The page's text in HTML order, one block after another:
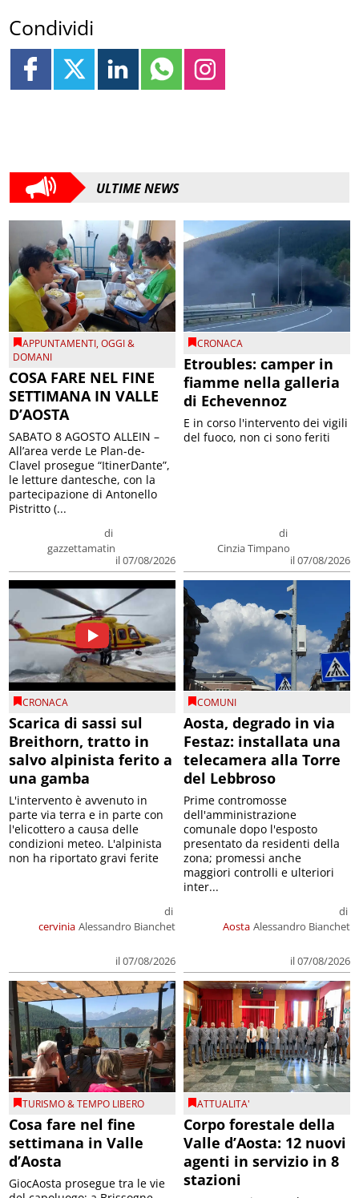
Condividi
ULTIME NEWS
APPUNTAMENTI,OGGI &
DOMANI
COSA FARE NEL FINE
SETTIMANA IN VALLE
D’AOSTA
di
gazzettamatin
il 07/08/2026
SABATO 8 AGOSTO ALLEIN –
All’area verde Le Plan-de-
Clavel prosegue “ItinerDante”,
le letture dantesche, con la
partecipazione di Antonello
Pistritto (...
CRONACA
Etroubles: camper in
fiamme nella galleria
di Echevennoz
di
Cinzia Timpano
il 07/08/2026
E in corso l'intervento dei vigili
del fuoco, non ci sono feriti
CRONACA
Scarica di sassi sul
Breithorn, tratto in
salvo alpinista ferito a
una gamba
cervinia
di
Alessandro Bianchet
il 07/08/2026
L'intervento è avvenuto in
parte via terra e in parte con
l'elicottero a causa delle
condizioni meteo. L'alpinista
non ha riportato gravi ferite
COMUNI
Aosta, degrado in via
Festaz: installata una
telecamera alla Torre
del Lebbroso
Aosta
di
Alessandro Bianchet
il 07/08/2026
Prime contromosse
dell'amministrazione
comunale dopo l'esposto
presentato da residenti della
zona; promessi anche
maggiori controlli e ulteriori
inter...
TURISMO & TEMPO LIBERO
Cosa fare nel fine
settimana in Valle
d’Aosta
GiocAosta prosegue tra le vie
ATTUALITA'
Corpo forestale della
Valle d’Aosta: 12 nuovi
agenti in servizio in 8
stazioni